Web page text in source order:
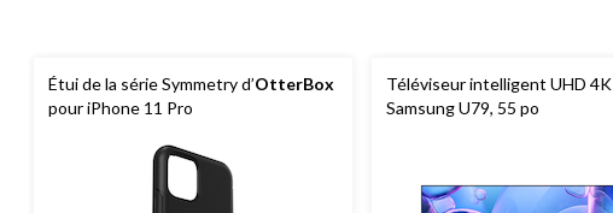
Étui de la série Symmetry d’OtterBox
pour iPhone 11 Pro
Téléviseur intelligent UHD 4K
Samsung U79, 55 po